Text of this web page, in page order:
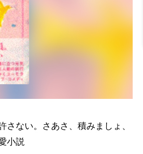
ない。さあさ、積みましょ、
小説